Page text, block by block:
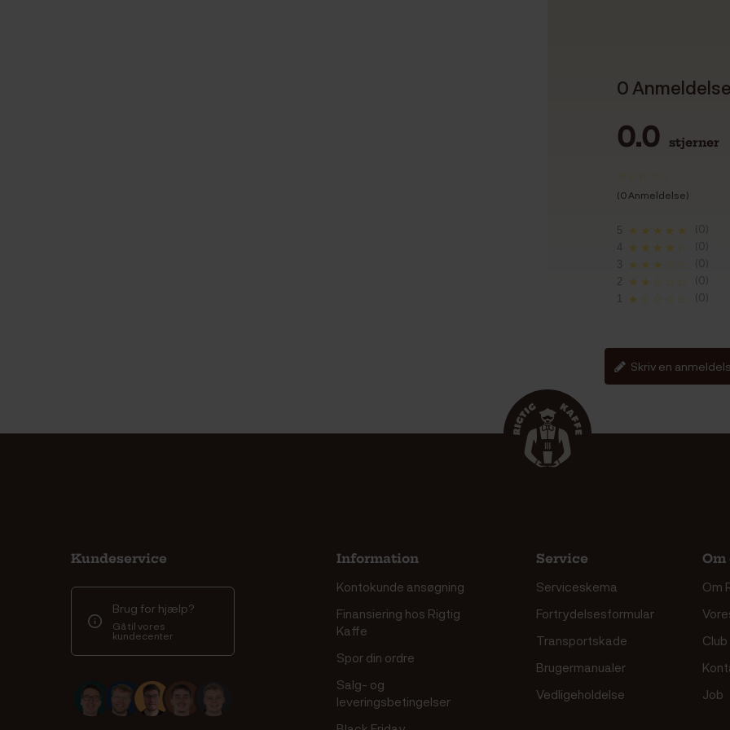
0
0.0 stjerner
(0 Anmeldelse)
5 ★★★★★ (0)
★★★★☆ (0)
3 ★★★☆☆ (0)
2 ★★☆☆☆ (0)
1 ★☆☆☆☆ (0)
Skriv en
Kundeservice
Brug for hjælp?
Gå til vores
kundecenter
Information
Kontokunde ansøgning
Finansiering hos Rigtig
Kaffe
Spor din ordre
Salg- og
leveringsbetingelser
Service
Serviceskema
Fortrydelsesformular
Transportskade
Brugermanualer
Vedligeholdelse
Om
Om
Job